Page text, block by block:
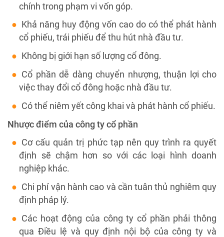
chính trong phạm vi vốn góp.
Khả năng huy động vốn cao do có thể phát hành
cổ phiếu, trái phiếu để thu hút nhà đầu tư.
Không bị giới hạn số lượng cổ đông.
Cổ phần dễ dàng chuyển nhượng, thuận lợi cho
việc thay đổi cổ đông hoặc nhà đầu tư.
Có thể niêm yết công khai và phát hành cổ phiếu.
Nhược điểm của công ty cổ phần
Cơ cấu quản trị phức tạp nên quy trình ra quyết
định sẽ chậm hơn so với các loại hình doanh
nghiệp khác.
Chi phí vận hành cao và cần tuân thủ nghiêm quy
định pháp lý.
Các hoạt động của công ty cổ phần phải thông
qua Điều lệ và quy định nội bộ của công ty và